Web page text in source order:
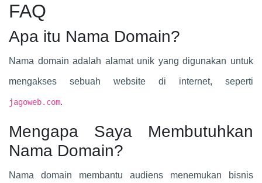
FAQ
Apa itu Nama Domain?
Nama domain adalah alamat unik yang digunakan untuk
mengakses sebuah website di internet, seperti
jagoweb.com.
Mengapa Saya Membutuhkan
Nama Domain?
Nama domain membantu audiens menemukan bisnis